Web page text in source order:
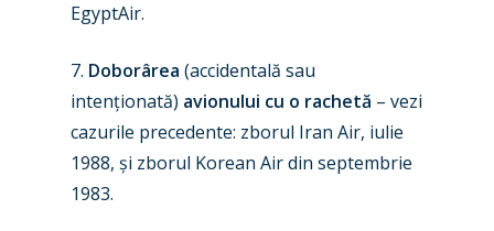
EgyptAir.
7. Doborârea (accidentală sau
intenționată) avionului cu o rachetă – vezi
cazurile precedente: zborul Iran Air, iulie
1988, și zborul Korean Air din septembrie
1983.